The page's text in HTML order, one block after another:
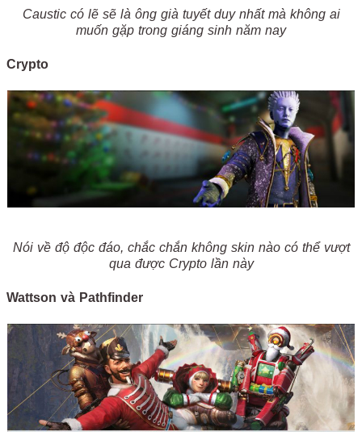
Caustic có lẽ sẽ là ông già tuyết duy nhất mà không ai
muốn gặp trong giáng sinh năm nay
Crypto
Nói về độ độc đáo, chắc chắn không skin nào có thể vượt
qua được Crypto lần này
Wattson và Pathfinder